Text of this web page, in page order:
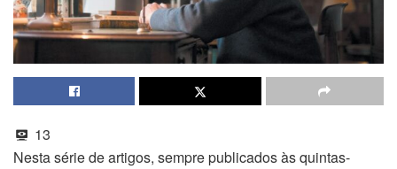
13
Nesta série de artigos, sempre publicados às quintas-